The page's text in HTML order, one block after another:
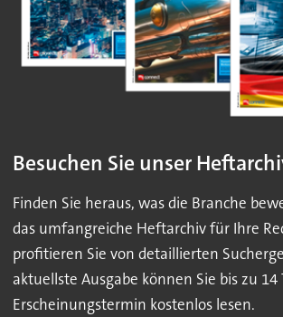
Besuchen Sie unser
Finden Sie heraus, was die Branche
das umfangreiche Heftarchiv für Ihre
profitieren Sie von detaillierten
aktuellste Ausgabe können Sie bis zu 14
Erscheinungstermin kostenlos lesen.